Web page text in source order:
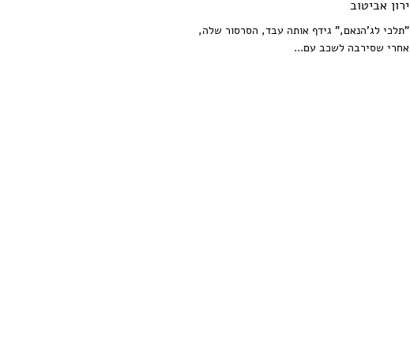
ירון אביטוב
"תלכי לג'הנאם," גידף אותה עבד, הסרסור שלה,
אחרי שסירבה לשכב עם...